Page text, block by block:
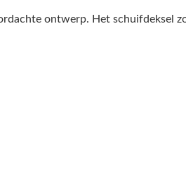
ontwerp. Het schuifdeksel